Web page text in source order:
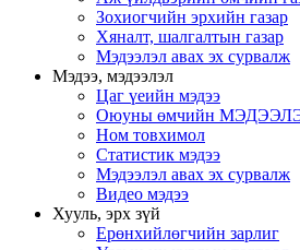
Зохиогчийн эрхийн газар
Хяналт, шалгалтын газар
Мэдээлэл авах эх сурвалж
Мэдээ, мэдээлэл
Цаг үеийн мэдээ
Оюуны өмчийн
Ном товхимол
Статистик мэдээ
Мэдээлэл авах эх сурвалж
Видео мэдээ
Хууль, эрх зүй
Ерөнхийлөгчийн зарлиг